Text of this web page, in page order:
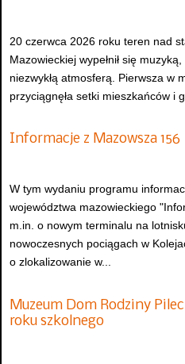
20 czerwca 2026 roku teren nad
Mazowieckiej wypełnił się
niezwykłą atmosferą. Pierwsza w
przyciągnęła setki mieszkańców i
Informacje z Mazowsza 156
W tym wydaniu programu
województwa mazowieckiego
m.in. o nowym terminalu na
nowoczesnych pociągach w
o zlokalizowanie w...
Muzeum Dom Rodziny
roku szkolnego